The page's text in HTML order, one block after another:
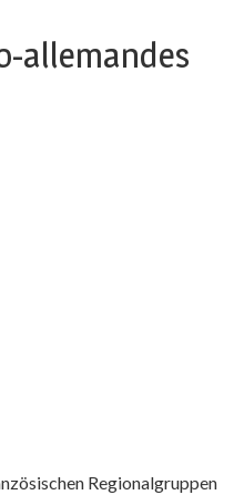
allemandes
Regionalgruppen